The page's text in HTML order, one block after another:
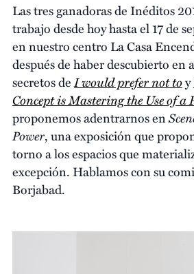
Las tres ganadoras de Inéditos
trabajo desde hoy hasta el 17 de
en nuestro centro La Casa
después de haber descubierto en
secretos deI would prefer not toy
Concept is Mastering the Use of a
proponemos adentrarnos en
Power, una exposición que
torno a los espacios que
excepción. Hablamos con su
Borjabad.